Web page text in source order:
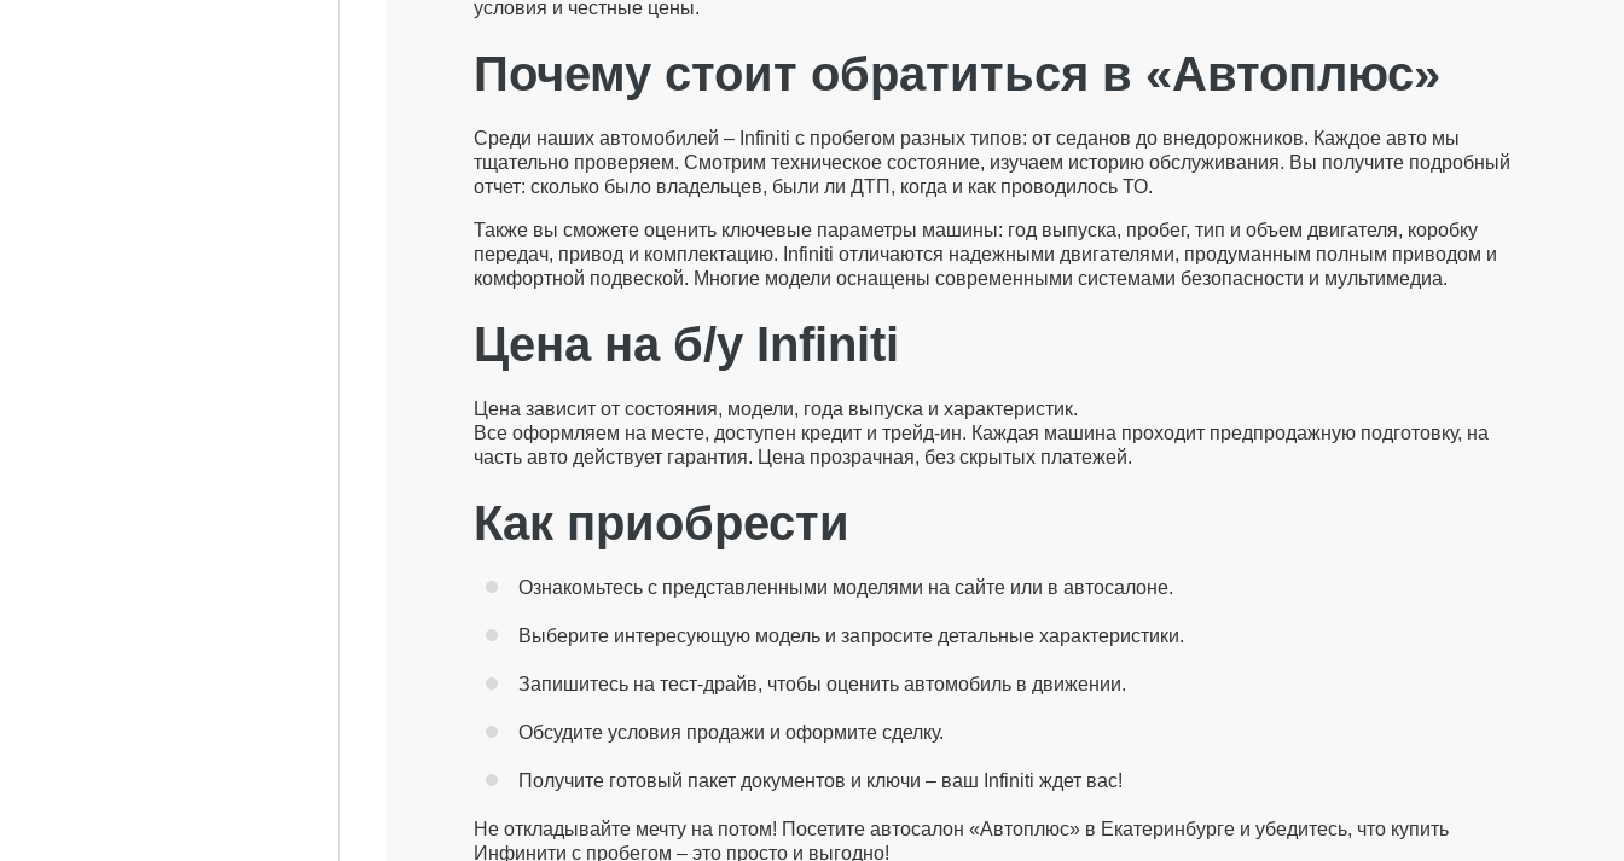
условия и честные цены.
Почему стоит обратиться в «Автоплюс»
Среди наших автомобилей – Infiniti с пробегом разных типов: от седанов до внедорожников. Каждое авто мы
тщательно проверяем. Смотрим техническое состояние, изучаем историю обслуживания. Вы получите подробный
отчет: сколько было владельцев, были ли ДТП, когда и как проводилось ТО.
Также вы сможете оценить ключевые параметры машины: год выпуска, пробег, тип и объем двигателя, коробку
передач, привод и комплектацию. Infiniti отличаются надежными двигателями, продуманным полным приводом и
комфортной подвеской. Многие модели оснащены современными системами безопасности и мультимедиа.
Цена на б/у Infiniti
Цена зависит от состояния, модели, года выпуска и характеристик.
Все оформляем на месте, доступен кредит и трейд-ин. Каждая машина проходит предпродажную подготовку, на
часть авто действует гарантия. Цена прозрачная, без скрытых платежей.
Как приобрести
Ознакомьтесь с представленными моделями на сайте или в автосалоне.
Выберите интересующую модель и запросите детальные характеристики.
Запишитесь на тест-драйв, чтобы оценить автомобиль в движении.
Обсудите условия продажи и оформите сделку.
Получите готовый пакет документов и ключи – ваш Infiniti ждет вас!
Не откладывайте мечту на потом! Посетите автосалон «Автоплюс» в Екатеринбурге и убедитесь, что купить
Инфинити с пробегом – это просто и выгодно!